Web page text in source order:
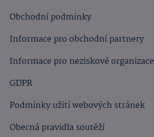
Obchodní podmínky
Informace pro obchodní partnery
Informace pro neziskové organizace
GDPR
Podmínky užití webových stránek
Obecná pravidla soutěží